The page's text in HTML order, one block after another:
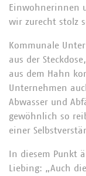
Einwohnerinnen
wir zurecht stolz
Kommunale
aus der
aus dem Hahn
Unternehmen
Abwasser und
gewöhnlich so
einer
In diesem Punkt
Liebing: „Auch